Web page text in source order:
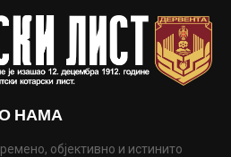
НАМА
објективно и истинито